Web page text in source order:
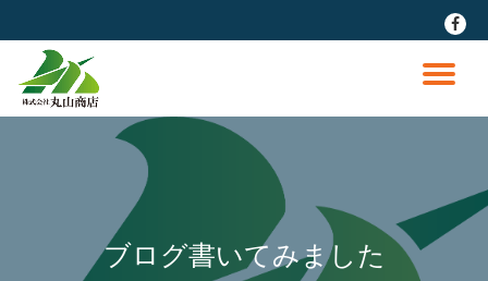
ン
fa-
ナ
ゲ
ー
ブログ書いてみました